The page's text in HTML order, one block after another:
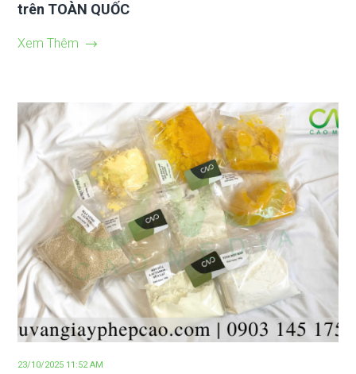
trên TOÀN QUỐC
Xem Thêm
23/10/2025 11:52 AM